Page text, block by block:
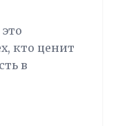
кто ценит
в